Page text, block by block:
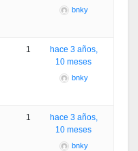
bnky
1
hace 3 años,
10 meses
bnky
1
hace 3 años,
10 meses
bnky